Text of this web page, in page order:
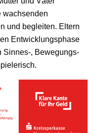
wachsenden
und begleiten. Eltern
Entwicklungsphase
Sinnes-, Bewegungs-